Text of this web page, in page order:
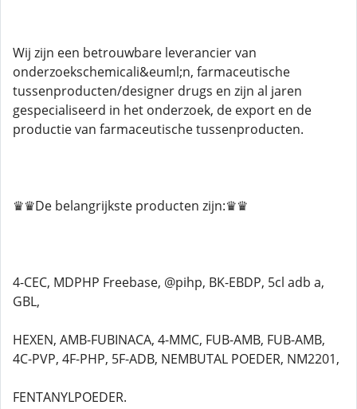
Wij zijn een betrouwbare leverancier van
onderzoekschemicali&euml;n, farmaceutische
tussenproducten/designer drugs en zijn al jaren
gespecialiseerd in het onderzoek, de export en de
productie van farmaceutische tussenproducten.
♛♛De belangrijkste producten zijn:♛♛
4-CEC, MDPHP Freebase, @pihp, BK-EBDP, 5cl adb a,
GBL,
HEXEN, AMB-FUBINACA, 4-MMC, FUB-AMB, FUB-AMB,
4C-PVP, 4F-PHP, 5F-ADB, NEMBUTAL POEDER, NM2201,
FENTANYLPOEDER.